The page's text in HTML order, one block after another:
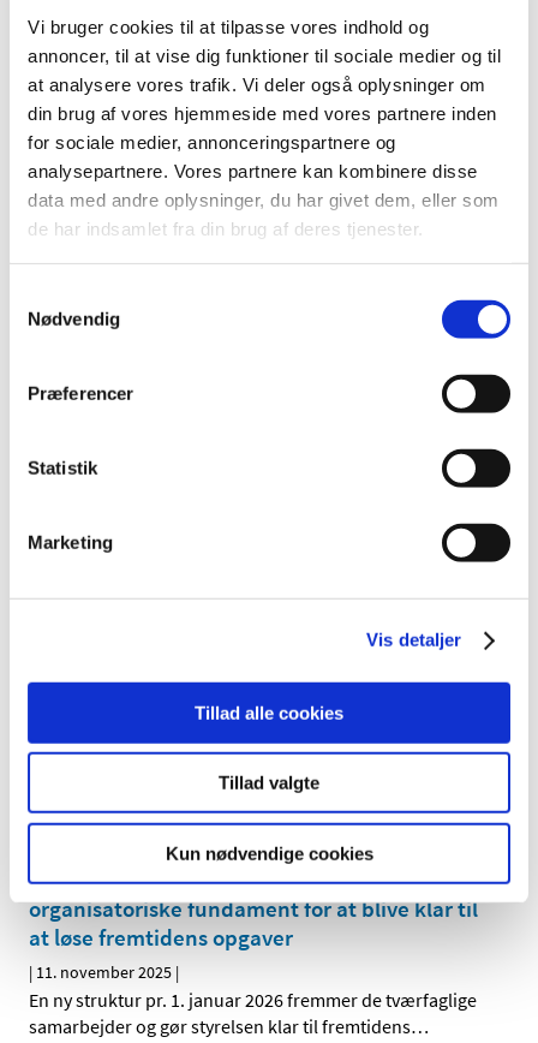
Vi bruger cookies til at tilpasse vores indhold og
annoncer, til at vise dig funktioner til sociale medier og til
at analysere vores trafik. Vi deler også oplysninger om
din brug af vores hjemmeside med vores partnere inden
for sociale medier, annonceringspartnere og
analysepartnere. Vores partnere kan kombinere disse
data med andre oplysninger, du har givet dem, eller som
de har indsamlet fra din brug af deres tjenester.
Nødvendig
Præferencer
Statistik
Marketing
Vis detaljer
Tillad alle cookies
Tillad valgte
Kun nødvendige cookies
modtagelse af ansøgninger vedr.
virksomhedstilladelser i 2025
|17. november 2025|
Ansøgninger om virksomhedstilladelser skal være
modtaget senest den 15. december 2025, hvis…
Ledig bevilling til Slagelse Rådhus Apotek
1. april 2026. Bevillingen er opslået ledig efter Lov om…
stoffer
Indberetningsskemaer for 2025 til årlig indberetning af
euforiserende stoffer samt opdateret vejledning til
…
Falske e-mails med misbrug af
Lægemiddelstyrelsen er blevet opmærksom på, at der i
Nyhedsbrev fra tilknytning
|
Det er vigtigt at melde tilknytning til den korrekte
Juridiske enhed Vi er i forbindelse med den daglige…
Lægemiddelstyrelsen styrker sit
organisatoriske fundament for at blive klar til
at løse fremtidens opgaver
| 11. november 2025 |
En ny struktur pr. 1. januar 2026 fremmer de tværfaglige
samarbejder og gør styrelsen klar til fremtidens…